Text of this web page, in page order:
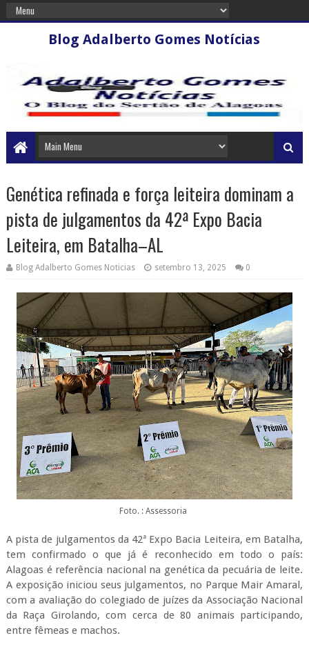
Blog Adalberto Gomes Notícias
Genética refinada e força leiteira dominam a
pista de julgamentos da 42ª Expo Bacia
Leiteira, em Batalha–AL
Blog Adalberto Gomes Noticias setembro 13, 2025 0
Foto. : Assessoria
A pista de julgamentos da 42ª Expo Bacia Leiteira, em Batalha,
tem confirmado o que já é reconhecido em todo o país:
Alagoas é referência nacional na genética da pecuária de leite.
A exposição iniciou seus julgamentos, no Parque Mair Amaral,
com a avaliação do colegiado de juízes da Associação Nacional
da Raça Girolando, com cerca de 80 animais participando,
entre fêmeas e machos.